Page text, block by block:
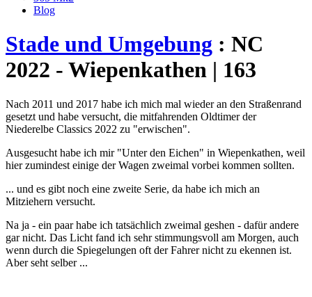
Blog
Stade und Umgebung : NC
2022 - Wiepenkathen | 163
Nach 2011 und 2017 habe ich mich mal wieder an den Straßenrand
gesetzt und habe versucht, die mitfahrenden Oldtimer der
Niederelbe Classics 2022 zu "erwischen".
Ausgesucht habe ich mir "Unter den Eichen" in Wiepenkathen, weil
hier zumindest einige der Wagen zweimal vorbei kommen sollten.
... und es gibt noch eine zweite Serie, da habe ich mich an
Mitziehern versucht.
Na ja - ein paar habe ich tatsächlich zweimal geshen - dafür andere
gar nicht. Das Licht fand ich sehr stimmungsvoll am Morgen, auch
wenn durch die Spiegelungen oft der Fahrer nicht zu ekennen ist.
Aber seht selber ...